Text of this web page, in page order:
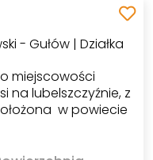
- Gułów | Działka
miejscowości
na lubelszczyźnie, z
w powiecie